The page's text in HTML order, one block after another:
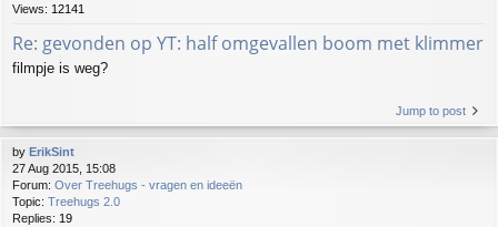
Views: 12141
Re: gevonden op YT: half omgevallen boom met klimmer
filmpje is weg?
Jump to post
by ErikSint
27 Aug 2015, 15:08
Forum: Over Treehugs - vragen en ideeën
Topic: Treehugs 2.0
Replies: 19